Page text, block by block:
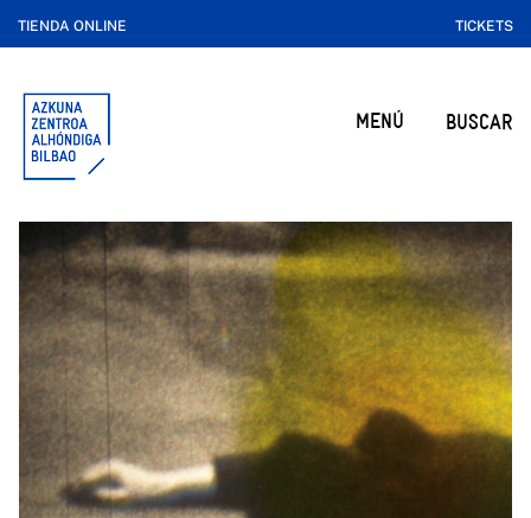
TIENDA ONLINE TICKETS
MENÚ BUSCAR